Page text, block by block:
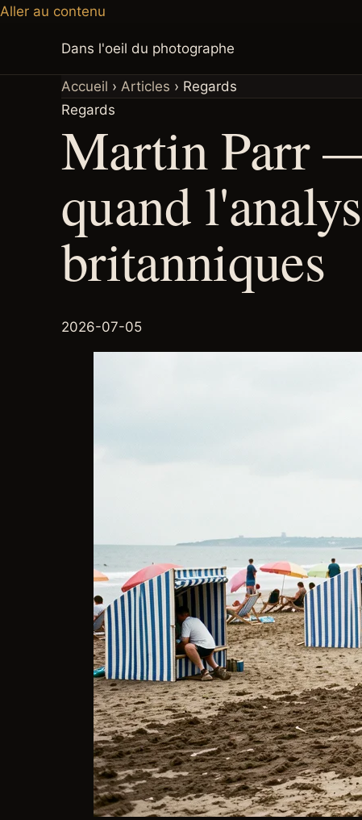
Aller au contenu
Dans l'oeil du photographe
Accueil › Articles › Regards
Regards
Martin Parr
quand
britanniques
2026-07-05